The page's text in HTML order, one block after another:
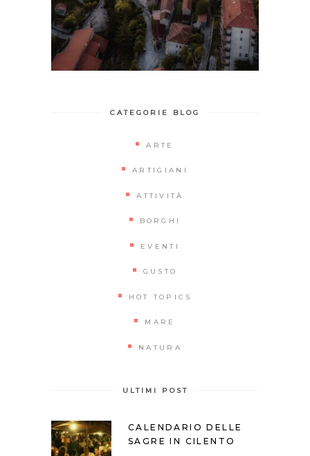
CATEGORIE BLOG
ARTE
ARTIGIANI
ATTIVITÀ
BORGHI
EVENTI
GUSTO
HOT TOPICS
MARE
NATURA
ULTIMI POST
CALENDARIO DELLE
SAGRE IN CILENTO